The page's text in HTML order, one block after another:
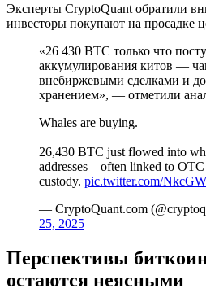
Эксперты CryptoQuant обратили
инвесторы покупают на просадке
«26 430 BTC только что
аккумулирования китов —
внебиржевыми сделками и
хранением», — отметили
Whales are buying.
26,430 BTC just flowed into
addresses—often linked to OTC
custody. pic.twitter.com/
— CryptoQuant.com
25, 2025
Перспективы
остаются неясными